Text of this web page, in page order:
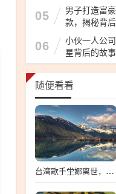
05
男子打造富
款，揭秘背
06
小伙一人公
星背后的故事
随便看看
台湾歌手坣娜离世，音乐界痛失璀璨之星